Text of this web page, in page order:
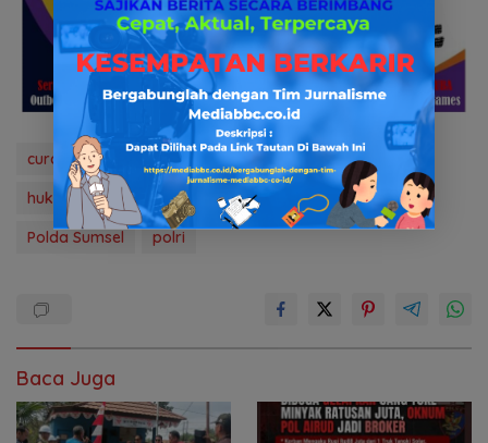
curanmor
ditreskrimum polda sumsel
hukum & kriminal
mediabbc.co.id
news
Polda Sumsel
polri
Baca Juga